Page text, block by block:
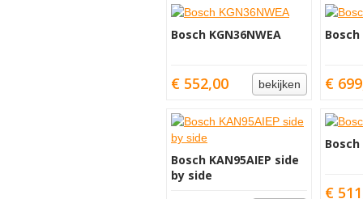
Bosch KGN36NWEA
€ 552,00 bekijken
Bosch
€
Bosch KAN95AIEP side
by side
Bosch
€